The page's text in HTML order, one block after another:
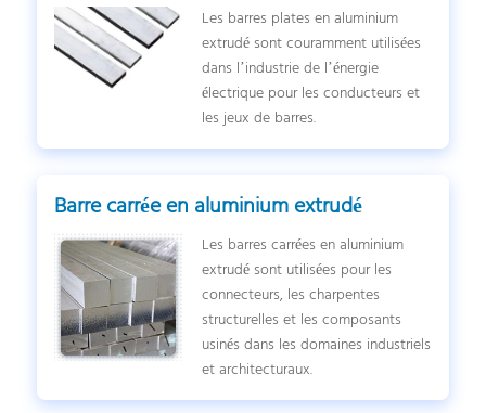
Les barres plates en aluminium
extrudé sont couramment utilisées
dans l’industrie de l’énergie
électrique pour les conducteurs et
les jeux de barres.
Barre carrée en aluminium extrudé
Les barres carrées en aluminium
extrudé sont utilisées pour les
connecteurs, les charpentes
structurelles et les composants
usinés dans les domaines industriels
et architecturaux.